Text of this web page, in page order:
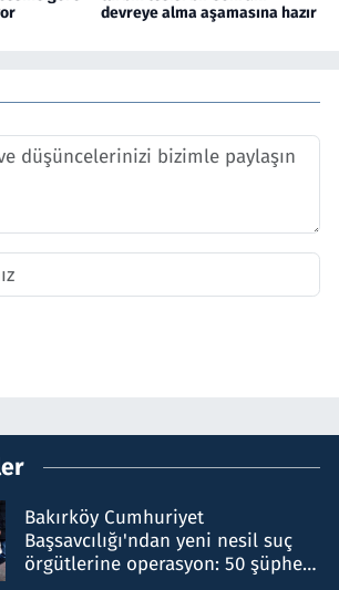
devreye alma aşamasına hazır
Bakırköy Cumhuriyet
Başsavcılığı'ndan yeni nesil suç
örgütlerine operasyon: 50 şüpheli